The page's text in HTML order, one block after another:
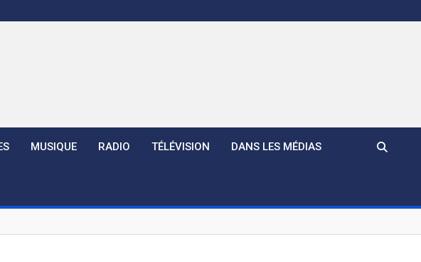
MUSIQUE RADIO TÉLÉVISION DANS LES MÉDIAS